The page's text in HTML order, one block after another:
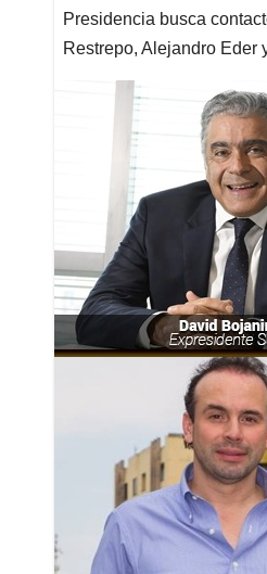
Presidencia busca
Restrepo, Alejandro Eder